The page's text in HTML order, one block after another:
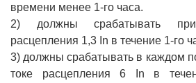
времени менее 1-го часа.
2) должны срабатывать
расцепления 1,3 In в течение 1-го
3) должны срабатывать в каждом
токе расцепления 6 In в